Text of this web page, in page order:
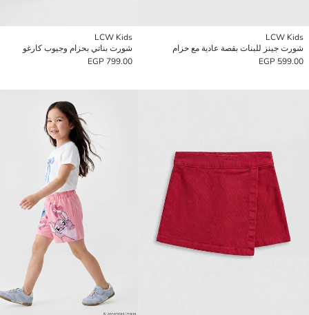
LCW Kids
شورت جينز للبنات بقصة عادية مع حزام
599.00 EGP
LCW Kids
شورت بناتي بحزام وجيوب كارغو
799.00 EGP